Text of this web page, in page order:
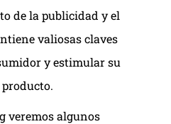
de la publicidad y el
valiosas claves
y estimular su
veremos algunos